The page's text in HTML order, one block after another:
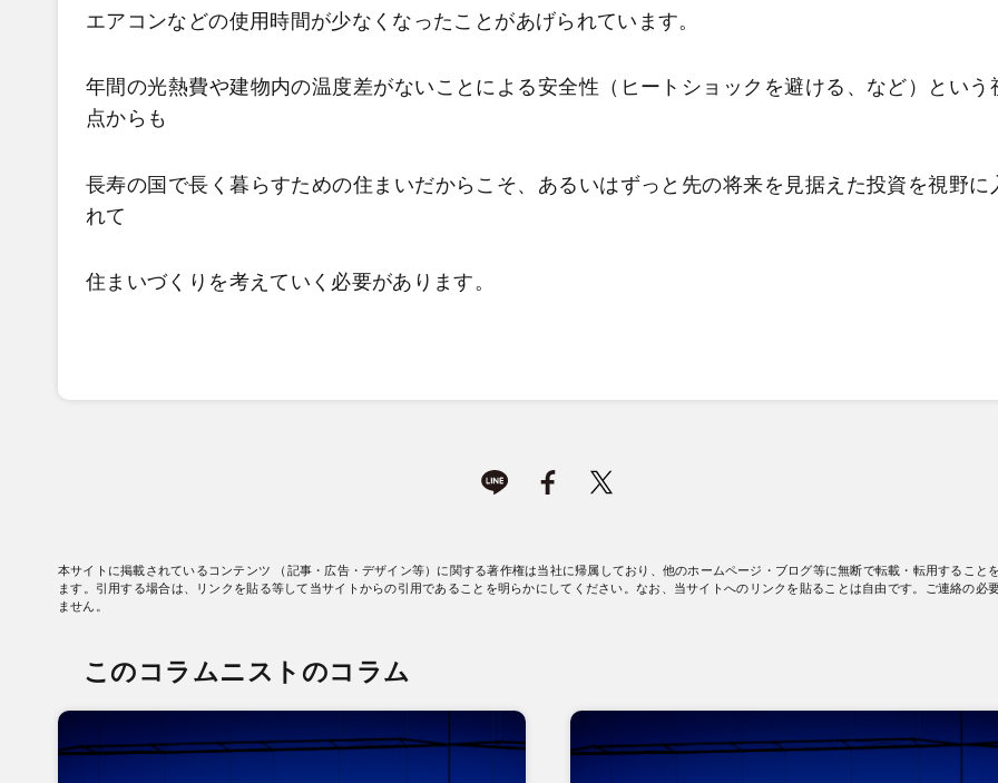
エアコンなどの使用時間が少なくなったことがあげられています。
年間の光熱費や建物内の温度差がないことによる安全性（ヒートショックを避ける、など）という
点からも
長寿の国で長く暮らすための住まいだからこそ、あるいはずっと先の将来を見据えた投資を視野に
れて
住まいづくりを考えていく必要があります。
本サイトに掲載されているコンテンツ （記事・広告・デザイン等）に関する著作権は当社に帰属しており、他のホームページ・ブログ等に無断で転載・転用すること
ます。引用する場合は、リンクを貼る等して当サイトからの引用であることを明らかにしてください。なお、当サイトへのリンクを貼ることは自由です。ご連絡の必
ません。
このコラムニストのコラム